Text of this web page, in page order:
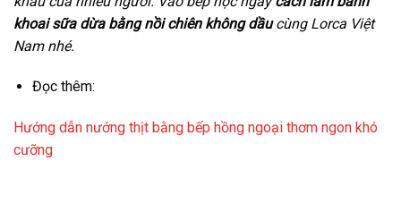
khoai sữa dừa bằng nồi chiên không dầucùng Lorca Việt
Nam nhé.
Đọc thêm:
Hướng dẫn nướng thịt bằng bếp hồng ngoại thơm ngon khó
cưỡng